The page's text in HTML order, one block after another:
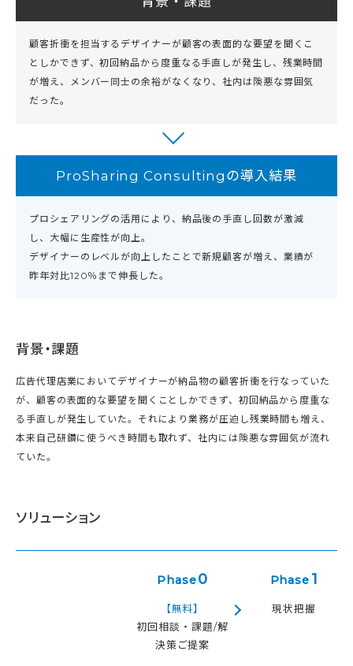
顧客折衝を担当するデザイナーが顧客の表面的な要望を聞くこ
としかできず、初回納品から度重なる手直しが発生し、残業時間
が増え、メンバー同士の余裕がなくなり、社内は険悪な雰囲気
だった。
ProSharing Consultingの導入結果
プロシェアリングの活用により、納品後の手直し回数が激減
し、大幅に生産性が向上。
デザイナーのレベルが向上したことで新規顧客が増え、業績が
昨年対比120％まで伸長した。
背景・課題
広告代理店業においてデザイナーが納品物の顧客折衝を行なっていた
が、顧客の表面的な要望を聞くことしかできず、初回納品から度重な
る手直しが発生していた。それにより業務が圧迫し残業時間も増え、
本来自己研鑽に使うべき時間も取れず、社内には険悪な雰囲気が流れ
ていた。
ソリューション
Phase0
【無料】
初回相談・課題/解
決策ご提案
Phase 1
現状把握